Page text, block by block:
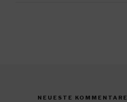
NEUESTE KOMMENTARE